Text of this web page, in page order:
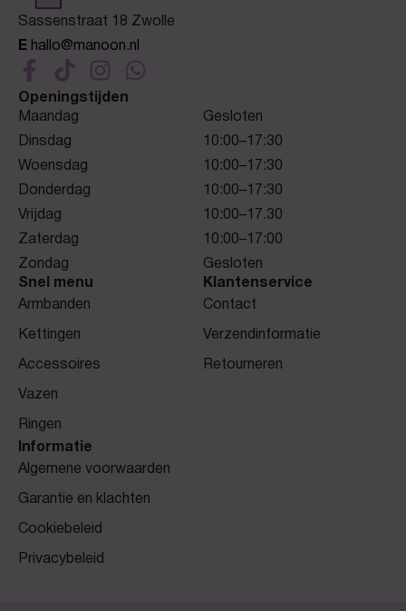
Sassenstraat 18 Zwolle
E hallo@manoon.nl
Openingstijden
Maandag
Gesloten
Dinsdag
10:00–17:30
Woensdag
10:00–17:30
Donderdag
10:00–17:30
Vrijdag
10:00–17.30
Zaterdag
10:00–17:00
Zondag
Gesloten
Snel menu
Armbanden
Kettingen
Accessoires
Vazen
Ringen
Klantenservice
Contact
Verzendinformatie
Retourneren
Informatie
Algemene voorwaarden
Garantie en klachten
Cookiebeleid
Privacybeleid